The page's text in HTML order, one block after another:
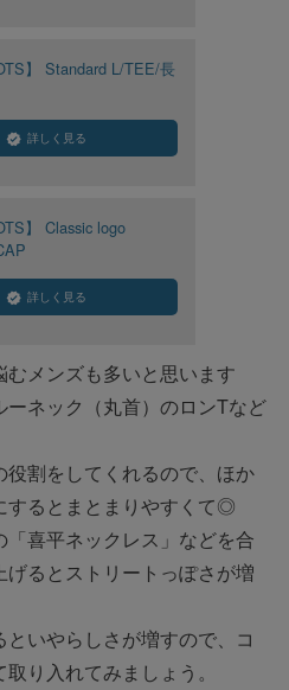
】 Standard L/TEE/長
詳しく見る
】 Classic logo
詳しく見る
メンズも多いと思います
ネック（丸首）のロンTなど
割をしてくれるので、ほか
するとまとまりやすくて◎
喜平ネックレス」などを合
るとストリートっぽさが増
いやらしさが増すので、コ
り入れてみましょう。